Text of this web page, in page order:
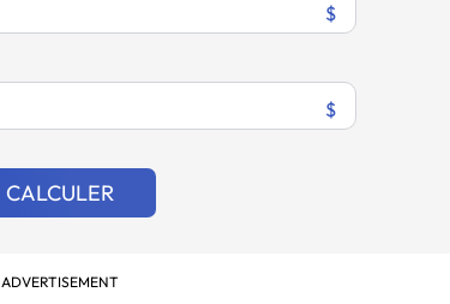
$
$
CALCULER
ADVERTISEMENT